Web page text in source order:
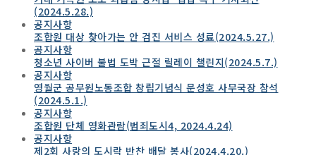
(2024.5.28.)
공지사항
조합원 대상 찾아가는 안 검진 서비스 성료(2024.5.27.)
공지사항
청소년 사이버 불법 도박 근절 릴레이 챌린지(2024.5.7.)
공지사항
영월군 공무원노동조합 창립기념식 문성호 사무국장 참석
(2024.5.1.)
공지사항
조합원 단체 영화관람(범죄도시4, 2024.4.24)
공지사항
제2회 사랑의 도시락 반찬 배달 봉사(2024.4.20.)